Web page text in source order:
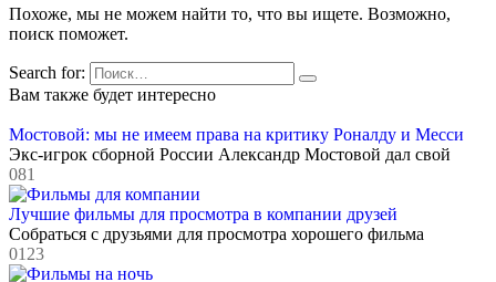
Похоже, мы не можем найти то, что вы ищете. Возможно,
поиск поможет.
Search for:
Вам также будет интересно
Мостовой: мы не имеем права на критику Роналду и Месси
Экс-игрок сборной России Александр Мостовой дал свой
081
Лучшие фильмы для просмотра в компании друзей
Собраться с друзьями для просмотра хорошего фильма
0123